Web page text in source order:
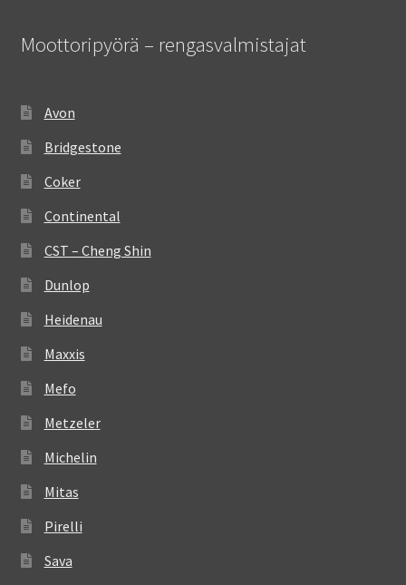
Moottoripyörä – rengasvalmistajat
Avon
Bridgestone
Coker
Continental
CST – Cheng Shin
Dunlop
Heidenau
Maxxis
Mefo
Metzeler
Michelin
Mitas
Pirelli
Sava